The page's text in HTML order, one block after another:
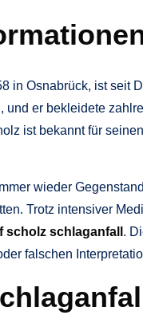
in Osnabrück, ist seit
und er bekleidete
ist bekannt für
wieder
Trotz intensiver
scholz schlaganfall .
falschen